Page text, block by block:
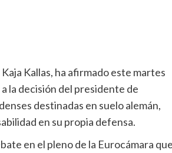
la decisión del presidente de
destinadas en suelo alemán,
en su propia defensa.